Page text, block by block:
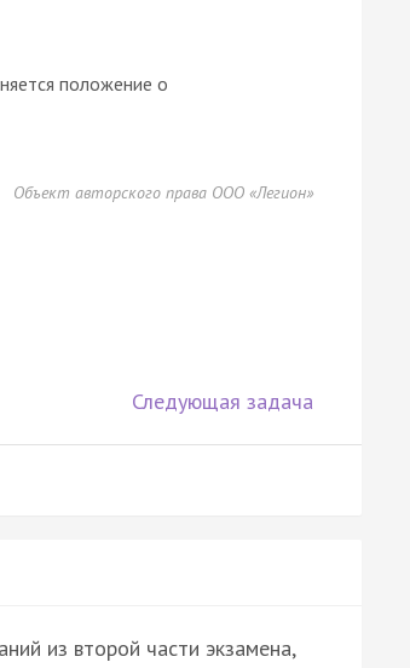
положение о
Объект авторского права ООО «Легион»
Следующая задача
из второй части экзамена,